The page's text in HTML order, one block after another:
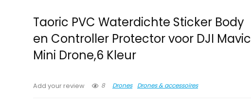
Taoric PVC Waterdichte Sticker Body
en Controller Protector voor DJI Mavic
Mini Drone,6 Kleur
Add your review 8 Drones Drones & accessoires